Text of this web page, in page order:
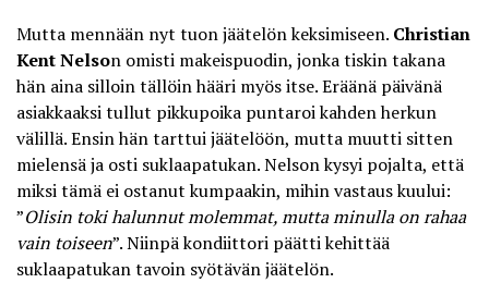
Mutta mennään nyt tuon jäätelön keksimiseen. Christian
Kent Nelson omisti makeispuodin, jonka tiskin takana
hän aina silloin tällöin hääri myös itse. Eräänä päivänä
asiakkaaksi tullut pikkupoika puntaroi kahden herkun
välillä. Ensin hän tarttui jäätelöön, mutta muutti sitten
mielensä ja osti suklaapatukan. Nelson kysyi pojalta, että
miksi tämä ei ostanut kumpaakin, mihin vastaus kuului:
”Olisin toki halunnut molemmat, mutta minulla on rahaa
vain toiseen”. Niinpä kondiittori päätti kehittää
suklaapatukan tavoin syötävän jäätelön.